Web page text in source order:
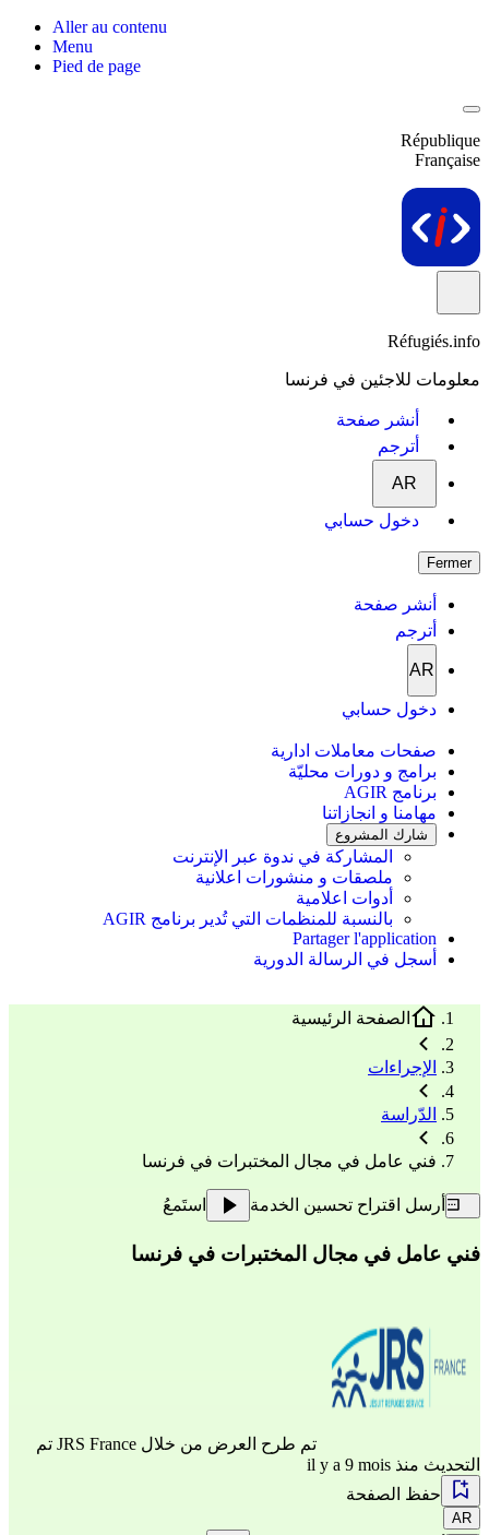
Aller au contenu
Menu
Pied de page
République
Française
Réfugiés.info
معلومات للاجئين في فرنسا
أنشر صفحة
أترجم
AR
دخول حسابي
Fermer
أنشر صفحة
أترجم
AR
دخول حسابي
صفحات معاملات ادارية
برامج و دورات محليّة
برنامج AGIR
مهامنا و انجازاتنا
شارك المشروع
المشاركة في ندوة عبر الإنترنت
ملصقات و منشورات اعلانية
أدوات اعلامية
بالنسبة للمنظمات التي تُدير برنامج AGIR
Partager l'application
أسجل في الرسالة الدورية
الصفحة الرئيسية
الإجراءات
الدّراسة
فني عامل في مجال المختبرات في فرنسا
أرسل اقتراح تحسين الخدمة استَمعُ
فني عامل في مجال المختبرات في فرنسا
تم طرح العرض من خلال JRS France تم
التحديث منذ il y a 9 mois
حفظ الصفحة
AR